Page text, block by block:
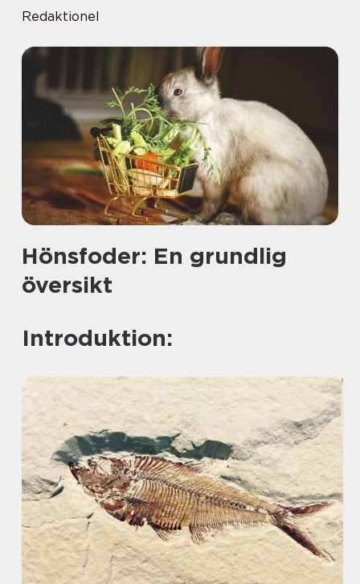
Redaktionel
Hönsfoder: En grundlig
översikt
Introduktion: